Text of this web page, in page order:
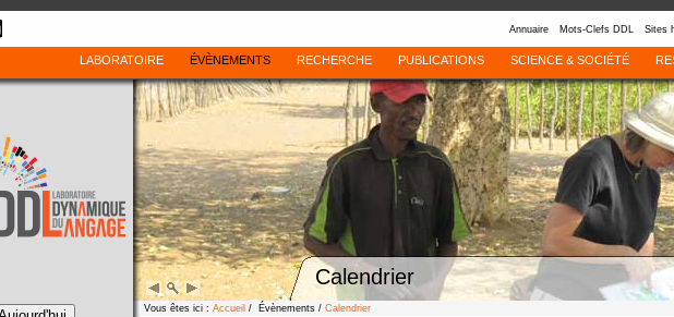
Annuaire Mots-Clefs DDL Sites
LABORATOIRE ÉVÈNEMENTS RECHERCHE PUBLICATIONS SCIENCE & SOCIÉTÉ
Calendrier
Vous êtes ici : Accueil / Évènements / Calendrier